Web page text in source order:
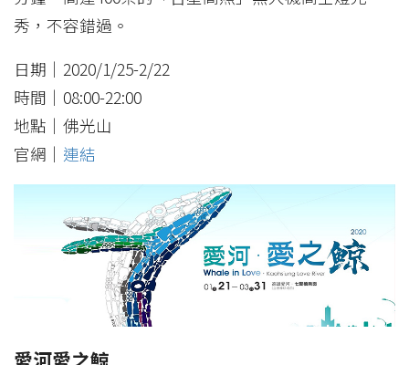
秀，不容錯過。
日期｜2020/1/25-2/22
時間｜08:00-22:00
地點｜佛光山
官網｜ 連結